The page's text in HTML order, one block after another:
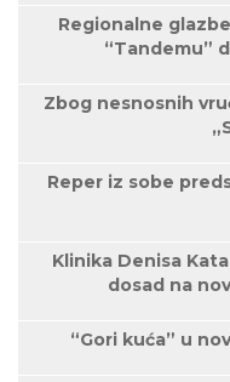
Regionalne
“Tandemu”
Zbog nesnosnih
Reper iz sobe
Klinika Denisa
dosad na
“Gori kuća” u